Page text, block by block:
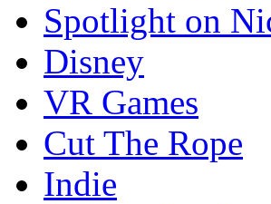
Spotlight on
Disney
VR Games
Cut The Rope
Indie